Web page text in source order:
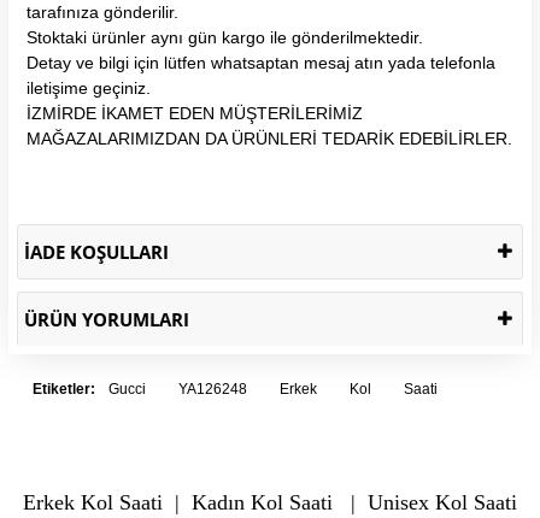
tarafınıza gönderilir.
Stoktaki ürünler aynı gün kargo ile gönderilmektedir.
Detay ve bilgi için lütfen whatsaptan mesaj atın yada telefonla
iletişime geçiniz.
İZMİRDE İKAMET EDEN MÜŞTERİLERİMİZ
MAĞAZALARIMIZDAN DA ÜRÜNLERİ TEDARİK EDEBİLİRLER.
İADE KOŞULLARI
ÜRÜN YORUMLARI
Etiketler: Gucci YA126248 Erkek Kol Saati
Erkek Kol Saati | Kadın Kol Saati | Unisex Kol Saati